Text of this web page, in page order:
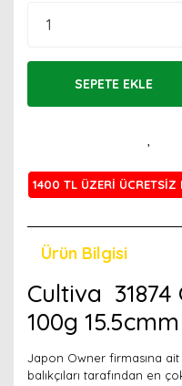
SEPETE EKLE
1400 TL ÜZERİ ÜCRETSİZ
Ürün Bilgisi
Cultiva 31874
100g 15.5cmm
Japon Owner firmasına
balıkçıları tarafından en